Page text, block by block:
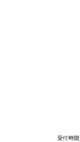
受付時